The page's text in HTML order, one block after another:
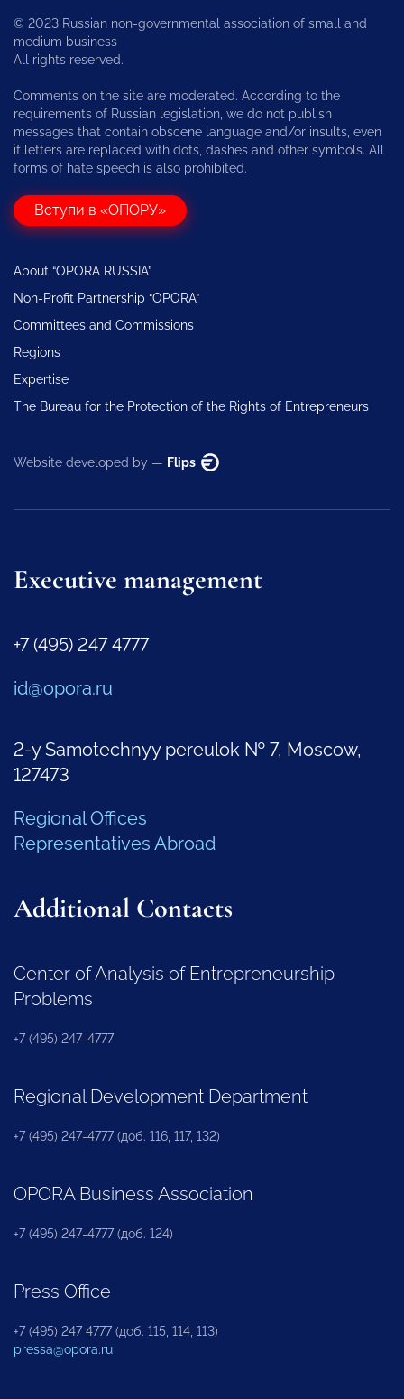
© 2023 Russian non-governmental association of small and
medium business
All rights reserved.
Comments on the site are moderated. According to the
requirements of Russian legislation, we do not publish
messages that contain obscene language and/or insults, even
if letters are replaced with dots, dashes and other symbols. All
forms of hate speech is also prohibited.
Вступи в «ОПОРУ»
About “OPORA RUSSIA”
Non-Profit Partnership “OPORA”
Committees and Commissions
Regions
Expertise
The Bureau for the Protection of the Rights of Entrepreneurs
Website developed by — Flips
Executive management
+7 (495) 247 4777
id@opora.ru
2-y Samotechnyy pereulok № 7, Moscow,
127473
Regional Offices
Representatives Abroad
Additional Contacts
Center of Analysis of Entrepreneurship
Problems
+7 (495) 247-4777
Regional Development Department
+7 (495) 247-4777 (доб. 116, 117, 132)
OPORA Business Association
+7 (495) 247-4777 (доб. 124)
Press Office
+7 (495) 247 4777 (доб. 115, 114, 113)
pressa@opora.ru